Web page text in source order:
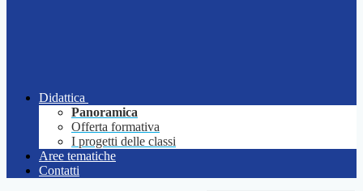
Didattica
Panoramica
Offerta formativa
I progetti delle classi
Aree tematiche
Contatti